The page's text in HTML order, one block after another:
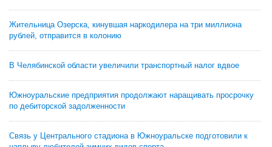
Жительница Озерска, кинувшая наркодилера на три миллиона
рублей, отправится в колонию
В Челябинской области увеличили транспортный налог вдвое
Южноуральские предприятия продолжают наращивать просрочку
по дебиторской задолженности
Связь у Центрального стадиона в Южноуральске подготовили к